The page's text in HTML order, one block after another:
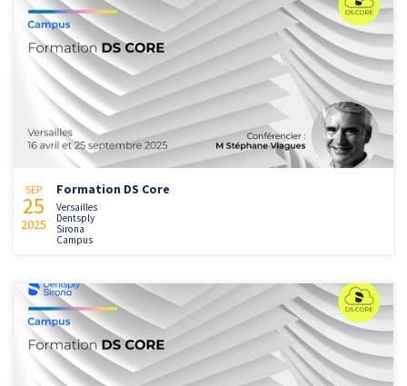
SEP
25
2025
Formation DS Core
Versailles
Dentsply
Sirona
Campus